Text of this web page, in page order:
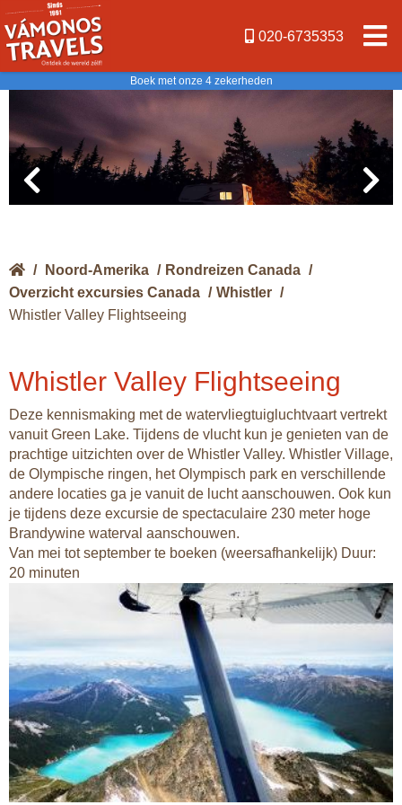
020-6735353
Boek met onze 4 zekerheden
/ Noord-Amerika / Rondreizen Canada /
Overzicht excursies Canada / Whistler /
Whistler Valley Flightseeing
Whistler Valley Flightseeing
Deze kennismaking met de watervliegtuigluchtvaart vertrekt
vanuit Green Lake. Tijdens de vlucht kun je genieten van de
prachtige uitzichten over de Whistler Valley. Whistler Village,
de Olympische ringen, het Olympisch park en verschillende
andere locaties ga je vanuit de lucht aanschouwen. Ook kun
je tijdens deze excursie de spectaculaire 230 meter hoge
Brandywine waterval aanschouwen.
Van mei tot september te boeken (weersafhankelijk) Duur:
20 minuten